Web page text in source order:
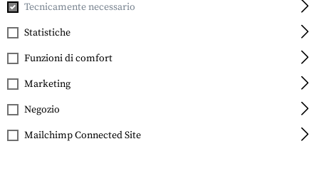
Invader Gear
Mod 3 Day Backpack
Tecnicamente necessario
Statistiche
Funzioni di comfort
Marketing
Negozio
Mailchimp Connected Site